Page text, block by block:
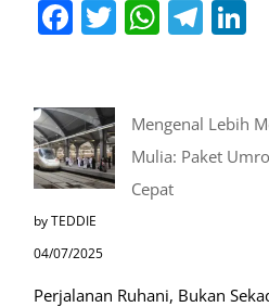
Mengenal Lebih
Mulia: Paket
Cepat
by TEDDIE
04/07/2025
Perjalanan Ruhani, Bukan